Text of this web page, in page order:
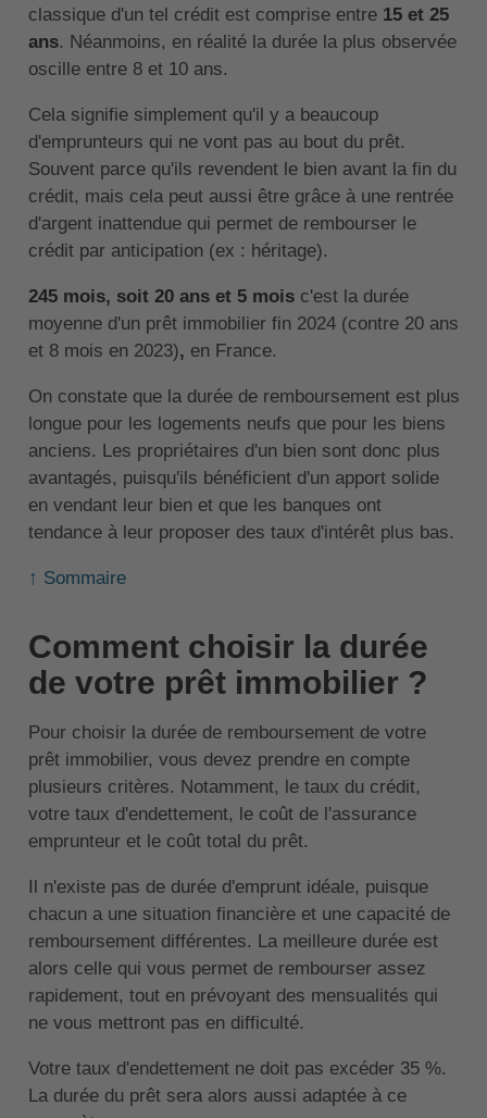
classique d'un tel crédit est comprise entre 15 et 25
ans. Néanmoins, en réalité la durée la plus observée
oscille entre 8 et 10 ans.
Cela signifie simplement qu'il y a beaucoup
d'emprunteurs qui ne vont pas au bout du prêt.
Souvent parce qu'ils revendent le bien avant la fin du
crédit, mais cela peut aussi être grâce à une rentrée
d'argent inattendue qui permet de rembourser le
crédit par anticipation (ex : héritage).
245 mois, soit 20 ans et 5 moisc'est la durée
moyenne d'un prêt immobilier fin 2024 (contre 20 ans
et 8 mois en 2023), en France.
On constate que la durée de remboursement est plus
longue pour les logements neufs que pour les biens
anciens. Les propriétaires d'un bien sont donc plus
avantagés, puisqu'ils bénéficient d'un apport solide
en vendant leur bien et que les banques ont
tendance à leur proposer des taux d'intérêt plus bas.
↑ Sommaire
Comment choisir la durée
de votre prêt immobilier ?
Pour choisir la durée de remboursement de votre
prêt immobilier, vous devez prendre en compte
plusieurs critères. Notamment, le taux du crédit,
votre taux d'endettement, le coût de l'assurance
emprunteur et le coût total du prêt.
Il n'existe pas de durée d'emprunt idéale, puisque
chacun a une situation financière et une capacité de
remboursement différentes. La meilleure durée est
alors celle qui vous permet de rembourser assez
rapidement, tout en prévoyant des mensualités qui
ne vous mettront pas en difficulté.
Votre taux d'endettement ne doit pas excéder 35 %.
La durée du prêt sera alors aussi adaptée à ce